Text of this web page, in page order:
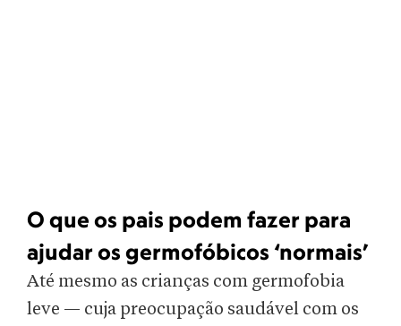
O que os pais podem fazer para
ajudar os germofóbicos ‘normais’
Até mesmo as crianças com germofobia
leve — cuja preocupação saudável com os